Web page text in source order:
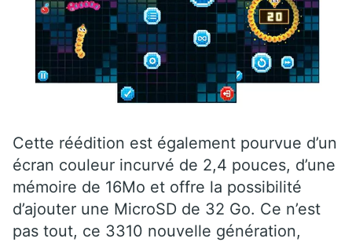
Cette réédition est également pourvue d’un
écran couleur incurvé de 2,4 pouces, d’une
mémoire de 16Mo et offre la possibilité
d’ajouter une MicroSD de 32 Go. Ce n’est
pas tout, ce 3310 nouvelle génération,